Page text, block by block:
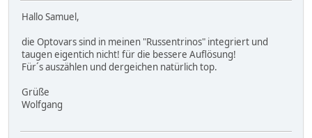
Hallo Samuel,
die Optovars sind in meinen "Russentrinos" integriert und
taugen eigentich nicht! für die bessere Auflösung!
Für´s auszählen und dergeichen natürlich top.
Grüße
Wolfgang